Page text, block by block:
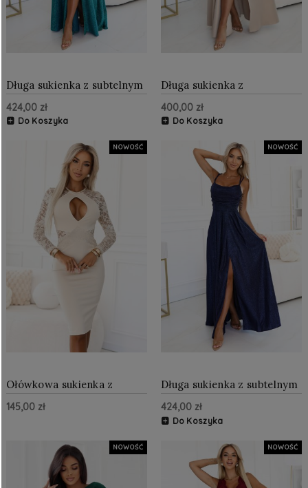
Długa sukienka z subtelnym
połyskiem i gorsetowym
wiązaniem na plecach
Zielona z brokatem
424,00 zł
Do Koszyka
Długa sukienka z
rozcięciem i dekoltem w
caro Beżowa z brokatem
400,00 zł
Do Koszyka
Ołówkowa sukienka z
koronkowymi rękawami i
zmysłowym dekoltem
145,00 zł
NOWOŚĆ
Długa sukienka z subtelnym
połyskiem i gorsetowym
wiązaniem na plecach
Granatowa z brokatem
424,00 zł
Do Koszyka
NOWOŚĆ
NOWOŚĆ NOWOŚĆ